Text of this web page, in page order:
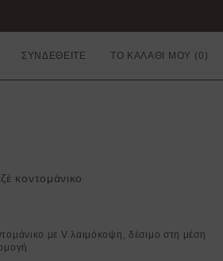
ΣΥΝΔΕΘΕΙΤΕ ΤΟ ΚΑΛΑΘΙ ΜΟΥ
κοντομάνικο
με V λαιμόκοψη, δέσιμο στη μέση